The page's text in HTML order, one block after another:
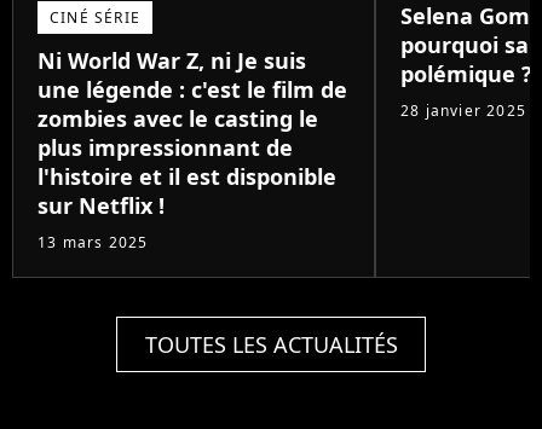
CINÉ SÉRIE
Ni World War Z, ni Je suis
une légende : c'est le film de
zombies avec le casting le
plus impressionnant de
l'histoire et il est disponible
sur Netflix !
13 mars 2025
Selena
pourquoi sa
polémique ?
28 janvier 2025
TOUTES LES ACTUALITÉS